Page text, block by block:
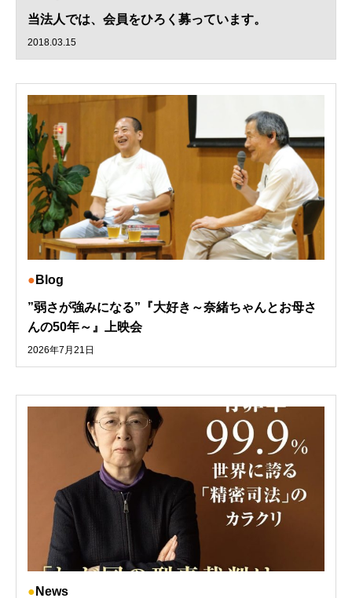
当法人では、会員をひろく募っています。
2018.03.15
Blog
”弱さが強みになる”『大好き～奈緒ちゃんとお母さ
んの50年～』上映会
2026年7月21日
News